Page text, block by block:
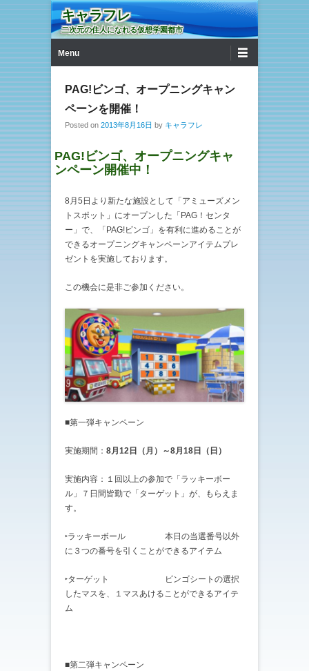
キャラフレ
二次元の住人になれる仮想学園都市
Menu
PAG!ビンゴ、オープニングキャン
ペーンを開催！
Posted on 2013年8月16日 by キャラフレ
PAG!ビンゴ、オープニングキャ
ンペーン開催中！
8月5日より新たな施設として「アミューズメン
トスポット」にオープンした「PAG！センタ
ー」で、「PAG!ビンゴ」を有利に進めることが
できるオープニングキャンペーンアイテムプレ
ゼントを実施しております。
この機会に是非ご参加ください。
■第一弾キャンペーン
実施期間： 8月12日（月）～8月18日（日）
実施内容：１回以上の参加で「ラッキーボー
ル」７日間皆勤で「ターゲット」が、もらえま
す。
‣ラッキーボール 本日の当選番号以外
に３つの番号を引くことができるアイテム
‣ターゲット ビンゴシートの選択
したマスを、１マスあけることができるアイテ
ム
■第二弾キャンペーン